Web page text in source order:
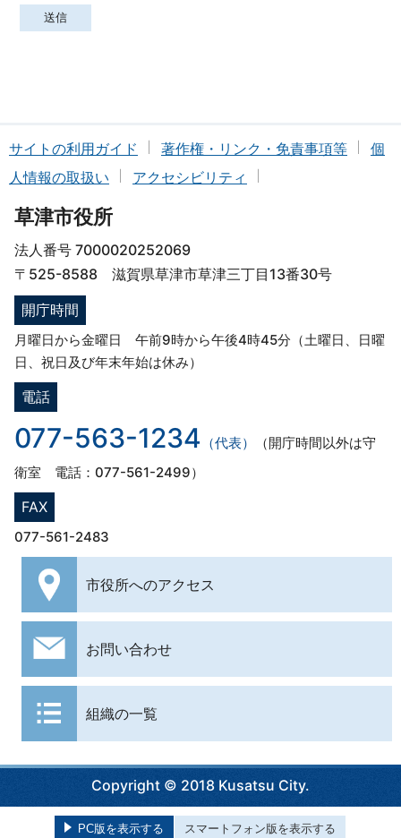
サイトの利用ガイド 著作権・リンク・免責事項等
個
人情報の取扱い
アクセシビリティ
草津市役所
法人番号 7000020252069
〒525-8588 滋賀県草津市草津三丁目13番30号
開庁時間
月曜日から金曜日 午前9時から午後4時45分（土曜日、日曜
日、祝日及び年末年始は休み）
電話
077-563-1234 （代表）
（開庁時間以外は守
衛室 電話：077-561-2499）
FAX
077-561-2483
市役所へのアクセス
お問い合わせ
組織の一覧
Copyright © 2018 Kusatsu City.
PC版を表示する スマートフォン版を表示する